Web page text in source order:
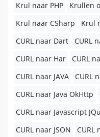
Krul naar PHP Krullen
Krul naar CSharp
Krul
CURL naar Dart
CURL
CURL naar Har
CURL
CURL naar JAVA
CURL
CURL naar Java OkHttp
CURL naar Javascript
CURL naar JSON
CURL